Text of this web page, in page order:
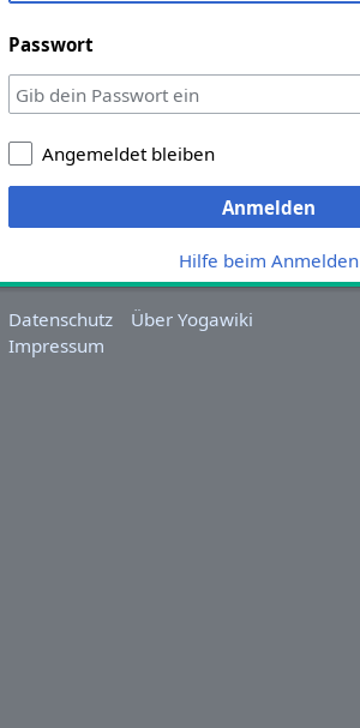
Passwort
Angemeldet bleiben
Anmelden
Hilfe beim Anmelden
Datenschutz
Über Yogawiki
Impressum